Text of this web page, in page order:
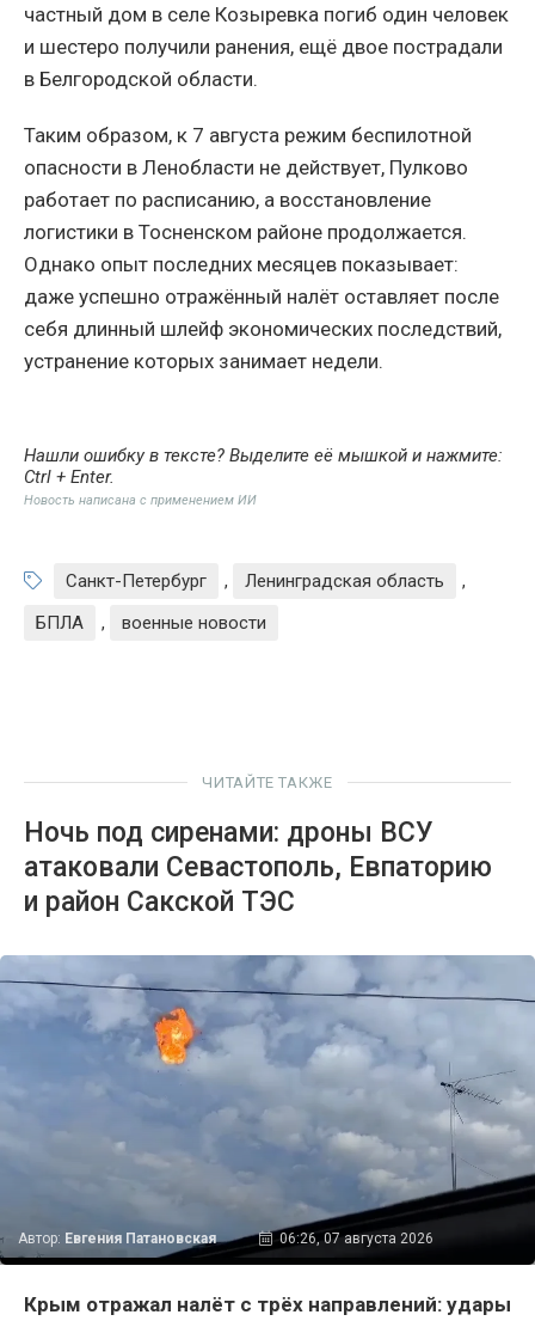
частный дом в селе Козыревка погиб один человек
и шестеро получили ранения, ещё двое пострадали
в Белгородской области.
Таким образом, к 7 августа режим беспилотной
опасности в Ленобласти не действует, Пулково
работает по расписанию, а восстановление
логистики в Тосненском районе продолжается.
Однако опыт последних месяцев показывает:
даже успешно отражённый налёт оставляет после
себя длинный шлейф экономических последствий,
устранение которых занимает недели.
Нашли ошибку в тексте? Выделите её мышкой и нажмите:
Ctrl + Enter.
Новость написана с применением ИИ
Санкт-Петербург , Ленинградская область
,
БПЛА
, военные новости
ЧИТАЙТЕ ТАКЖЕ
Ночь под сиренами: дроны ВСУ
атаковали Севастополь, Евпаторию
и район Сакской ТЭС
Автор: Евгения Патановская 06:26, 07 августа 2026
Крым отражал налёт с трёх направлений: удары